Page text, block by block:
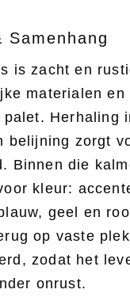
Samenhang
is zacht en
materialen en
Herhaling
belijning zorgt
Binnen die
kleur:
geel en
op vaste
zodat het
onrust.